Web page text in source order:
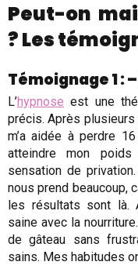
Peut-on
? Les
Témoignage 1 :
L’hypnose est une
précis. Après
m’a aidée à perdre
atteindre mon
sensation de
nous prend beaucoup,
les résultats sont là.
saine avec la
de gâteau sans
sains. Mes habitudes